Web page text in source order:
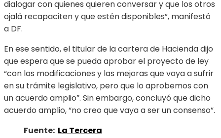
dialogar con quienes quieren conversar y que los otros
ojalá recapaciten y que estén disponibles”, manifestó
a DF.
En ese sentido, el titular de la cartera de Hacienda dijo
que espera que se pueda aprobar el proyecto de ley
“con las modificaciones y las mejoras que vaya a sufrir
en su trámite legislativo, pero que lo aprobemos con
un acuerdo amplio”. Sin embargo, concluyó que dicho
acuerdo amplio, “no creo que vaya a ser un consenso”.
Fuente: La Tercera